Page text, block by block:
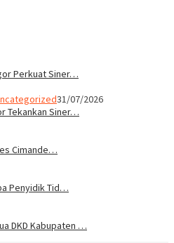
Perkuat Siner…
31/07/2026
Tekankan Siner…
Cimande…
Penyidik Tid…
DKD Kabupaten …